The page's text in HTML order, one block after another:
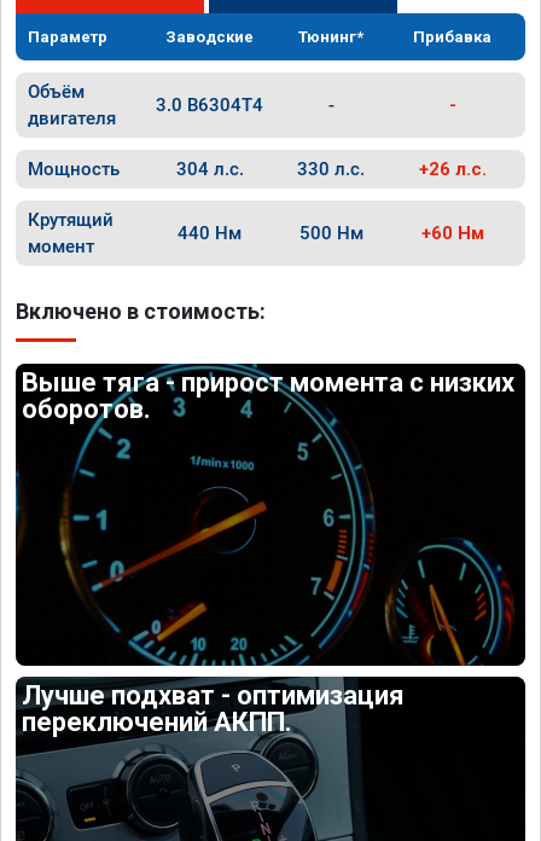
Параметр Заводские Тюнинг* Прибавка
Объём
двигателя
3.0 B6304T4 - -
Мощность 304 л.с. 330 л.с. +26 л.с.
Крутящий
момент
440 Нм 500 Нм +60 Нм
Включено в стоимость:
Выше тяга - прирост момента с низких
оборотов.
Лучше подхват - оптимизация
переключений АКПП.